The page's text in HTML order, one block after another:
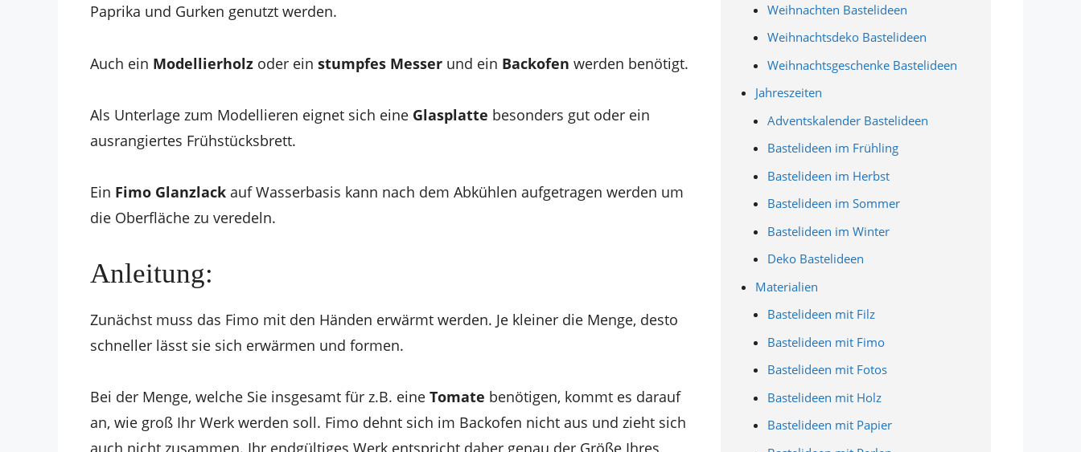
Paprika und Gurken genutzt werden.
Auch ein Modellierholz oder ein stumpfes Messer und ein Backofen werden benötigt.
Als Unterlage zum Modellieren eignet sich eine Glasplatte besonders gut oder ein
ausrangiertes Frühstücksbrett.
Ein Fimo Glanzlack auf Wasserbasis kann nach dem Abkühlen aufgetragen werden um
die Oberfläche zu veredeln.
Anleitung:
Zunächst muss das Fimo mit den Händen erwärmt werden. Je kleiner die Menge, desto
schneller lässt sie sich erwärmen und formen.
Bei der Menge, welche Sie insgesamt für z.B. eine Tomate benötigen, kommt es darauf
an, wie groß Ihr Werk werden soll. Fimo dehnt sich im Backofen nicht aus und zieht sich
auch nicht zusammen. Ihr endgültiges Werk entspricht daher genau der Größe Ihres
Weihnachten Bastelideen
Weihnachtsdeko Bastelideen
Weihnachtsgeschenke Bastelideen
Jahreszeiten
Adventskalender Bastelideen
Bastelideen im Frühling
Bastelideen im Herbst
Bastelideen im Sommer
Bastelideen im Winter
Deko Bastelideen
Materialien
Bastelideen mit Filz
Bastelideen mit Fimo
Bastelideen mit Fotos
Bastelideen mit Holz
Bastelideen mit Papier